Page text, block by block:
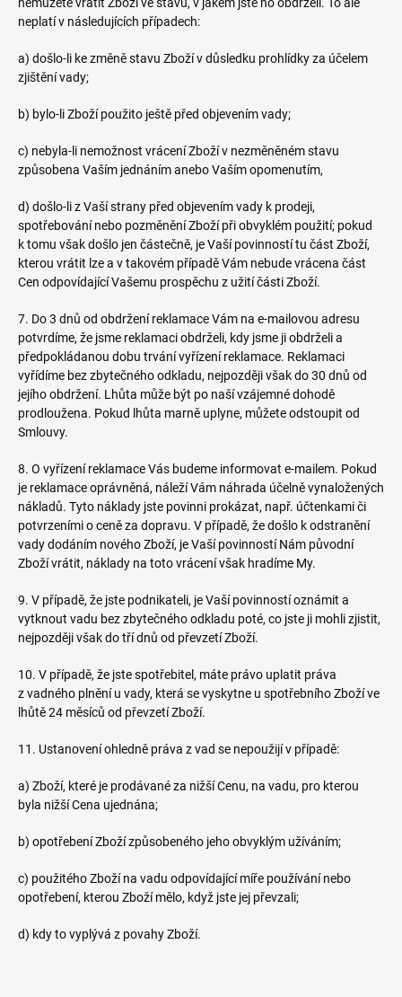
neplatí v následujících případech:
a) došlo-li ke změně stavu Zboží v důsledku prohlídky za účelem
zjištění vady;
b) bylo-li Zboží použito ještě před objevením vady;
c) nebyla-li nemožnost vrácení Zboží v nezměněném stavu
způsobena Vaším jednáním anebo Vaším opomenutím,
d) došlo-li z Vaší strany před objevením vady k prodeji,
spotřebování nebo pozměnění Zboží při obvyklém použití; pokud
k tomu však došlo jen částečně, je Vaší povinností tu část Zboží,
kterou vrátit lze a v takovém případě Vám nebude vrácena část
Cen odpovídající Vašemu prospěchu z užití části Zboží.
7. Do 3 dnů od obdržení reklamace Vám na e-mailovou adresu
potvrdíme, že jsme reklamaci obdrželi, kdy jsme ji obdrželi a
předpokládanou dobu trvání vyřízení reklamace. Reklamaci
vyřídíme bez zbytečného odkladu, nejpozději však do 30 dnů od
jejího obdržení. Lhůta může být po naší vzájemné dohodě
prodloužena. Pokud lhůta marně uplyne, můžete odstoupit od
Smlouvy.
8. O vyřízení reklamace Vás budeme informovat e-mailem. Pokud
je reklamace oprávněná, náleží Vám náhrada účelně vynaložených
nákladů. Tyto náklady jste povinni prokázat, např. účtenkami či
potvrzeními o ceně za dopravu. V případě, že došlo k odstranění
vady dodáním nového Zboží, je Vaší povinností Nám původní
Zboží vrátit, náklady na toto vrácení však hradíme My.
9. V případě, že jste podnikateli, je Vaší povinností oznámit a
vytknout vadu bez zbytečného odkladu poté, co jste ji mohli zjistit,
nejpozději však do tří dnů od převzetí Zboží.
10. V případě, že jste spotřebitel, máte právo uplatit práva
z vadného plnění u vady, která se vyskytne u spotřebního Zboží ve
lhůtě 24 měsíců od převzetí Zboží.
11. Ustanovení ohledně práva z vad se nepoužijí v případě:
a) Zboží, které je prodávané za nižší Cenu, na vadu, pro kterou
byla nižší Cena ujednána;
b) opotřebení Zboží způsobeného jeho obvyklým užíváním;
c) použitého Zboží na vadu odpovídající míře používání nebo
opotřebení, kterou Zboží mělo, když jste jej převzali;
d) kdy to vyplývá z povahy Zboží.